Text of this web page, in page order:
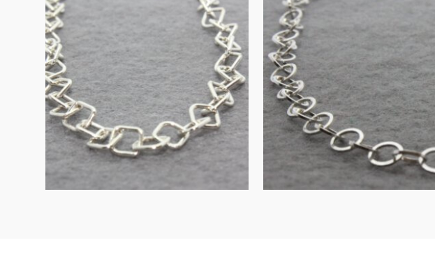
Collier en
armband zilver
€135.00
IN WINKELMAND
Collier en
armband zilver
€135.00
IN WINKELMAND